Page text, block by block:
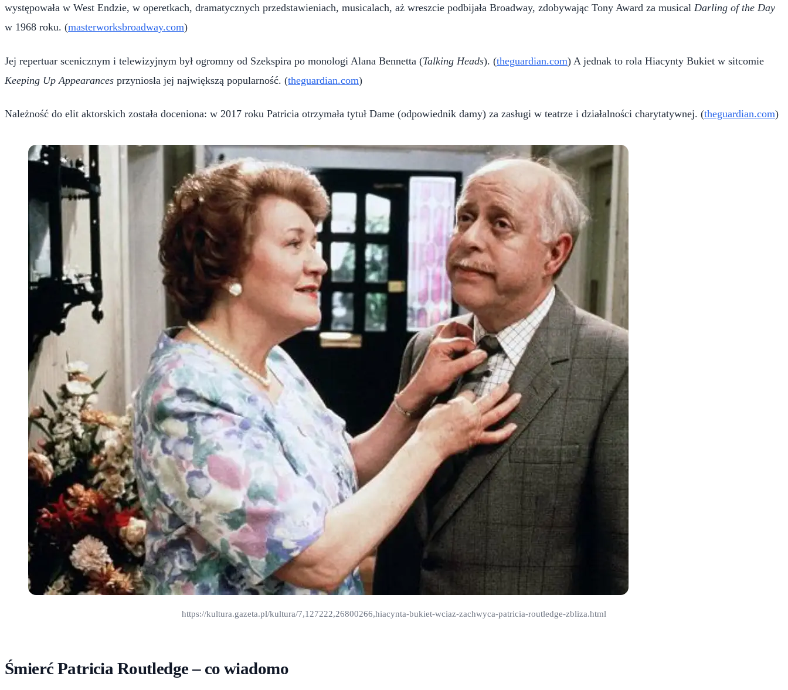
występowała w West Endzie, w operetkach, dramatycznych przedstawieniach, musicalach, aż wreszcie podbijała Broadway, zdobywając Tony Award za musical Darling of the Day
w 1968 roku. (masterworksbroadway.com)
Jej repertuar scenicznym i telewizyjnym był ogromny od Szekspira po monologi Alana Bennetta (Talking Heads). (theguardian.com) A jednak to rola Hiacynty Bukiet w sitcomie
Keeping Up Appearances przyniosła jej największą popularność. (theguardian.com)
Należność do elit aktorskich została doceniona: w 2017 roku Patricia otrzymała tytuł Dame (odpowiednik damy) za zasługi w teatrze i działalności charytatywnej. (theguardian.com)
https://kultura.gazeta.pl/kultura/7,127222,26800266,hiacynta-bukiet-wciaz-zachwyca-patricia-routledge-zbliza.html
Śmierć Patricia Routledge – co wiadomo